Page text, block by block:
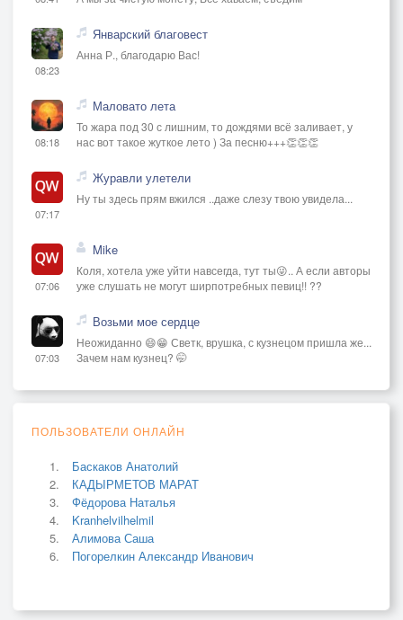
08:23
Январский благовест
Анна Р., благодарю Вас!
08:18
Маловато лета
То жара под 30 с лишним, то дождями всё заливает, у
нас вот такое жуткое лето ) За песню+++👏👏👏
07:17
Журавли улетели
Ну ты здесь прям вжился ..даже слезу твою увидела...
07:06
Mike
Коля, хотела уже уйти навсегда, тут ты😜.. А если авторы
уже слушать не могут ширпотребных певиц!! ??
07:03
Возьми мое сердце
Неожиданно 😄😁 Светк, врушка, с кузнецом пришла же...
Зачем нам кузнец? 🤭
ПОЛЬЗОВАТЕЛИ ОНЛАЙН
Баскаков Анатолий
КАДЫРМЕТОВ МАРАТ
Фёдорова Наталья
Kranhelvilhelmil
Алимова Саша
Погорелкин Александр Иванович